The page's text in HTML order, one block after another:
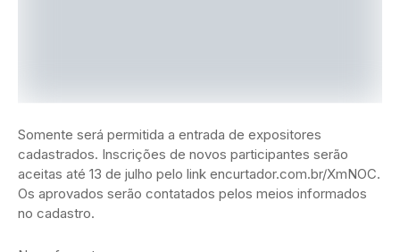
Somente será permitida a entrada de expositores
cadastrados. Inscrições de novos participantes serão
aceitas até 13 de julho pelo link encurtador.com.br/XmNOC.
Os aprovados serão contatados pelos meios informados
no cadastro.